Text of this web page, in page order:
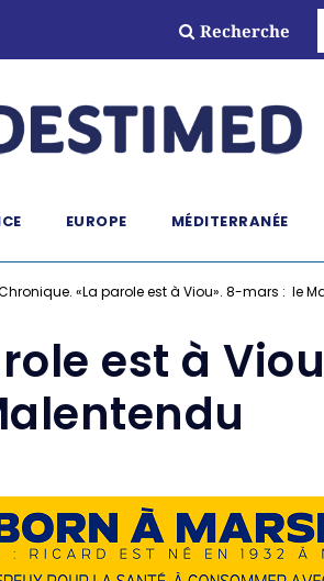
Recherche
EUROPE MÉDITERRANÉE
«La parole est à Viou». 8-mars : le
est à